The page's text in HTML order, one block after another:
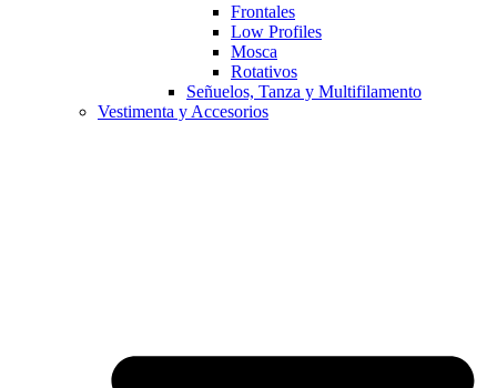
Frontales
Low Profiles
Mosca
Rotativos
Señuelos, Tanza y Multifilamento
Vestimenta y Accesorios